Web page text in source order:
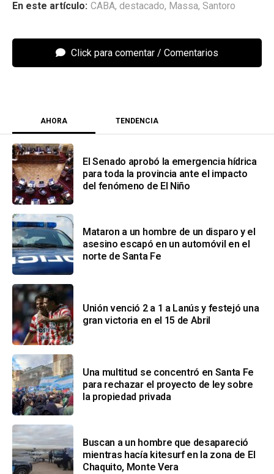
CABA, destacado, Massa, Santoro
Click para comentar
AHORA TENDENCIA
El Senado aprobó la emergencia hídrica
para toda la provincia ante el impacto
del fenómeno de El Niño
Mataron a un hombre de un disparo y el
asesino escapó en un automóvil en el
norte de Santa Fe
Unión venció 2 a 1 a Lanús y festejó una
gran victoria en el 15 de Abril
Una multitud se concentró en Santa Fe
para rechazar el proyecto de ley sobre
la propiedad privada
Buscan a un hombre que desapareció
mientras hacía kitesurf en la zona de El
Chaquito, Monte Vera